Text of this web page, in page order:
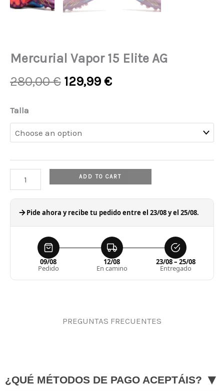
Mercurial Vapor 15 Elite AG
280,00€ Original
280,00 €.
129,99 €Current
129,99 €.
Talla
Mercurial
Vapor
15
AG
quantity
ADD TO CART
Pide ahora y recibe tu pedido entre el 23/08 y el 25/08.
09/08
Pedido
12/08
En camino
23/08 – 25/08
Entregado
PREGUNTAS FRECUENTES
¿QUÉ MÉTODOS DE PAGO ACEPTÁIS? ▼